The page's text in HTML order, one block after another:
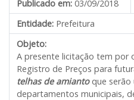
Publicado em: 03/09/2018
Entidade: Prefeitura
Objeto:
A presente licitação tem por
Registro de Preços para
telhas de amiantoque serão
departamentos municipais,